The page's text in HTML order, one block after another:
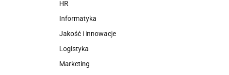
HR
Informatyka
Jakość i innowacje
Logistyka
Marketing